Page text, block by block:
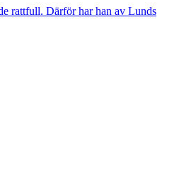
rattfull. Därför har han av Lunds